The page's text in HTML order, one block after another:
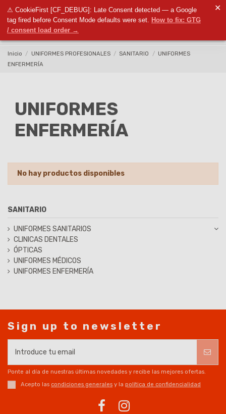
⚠ CookieFirst [CF_DEBUG]: Late Consent detected — a Google
tag fired before Consent Mode defaults were set. How to fix: GTG
/ consent load order →
✕
Inicio UNIFORMES PROFESIONALES SANITARIO
UNIFORMES
ENFERMERÍA
UNIFORMES
ENFERMERÍA
No hay productos disponibles
SANITARIO
UNIFORMES SANITARIOS
CLINICAS DENTALES
ÓPTICAS
UNIFORMES MÉDICOS
UNIFORMES ENFERMERÍA
Sign up to newsletter
Ponte al día de nuestras últimas novedades y recibe las mejores ofertas.
Acepto las condiciones generales y la política de confidencialidad